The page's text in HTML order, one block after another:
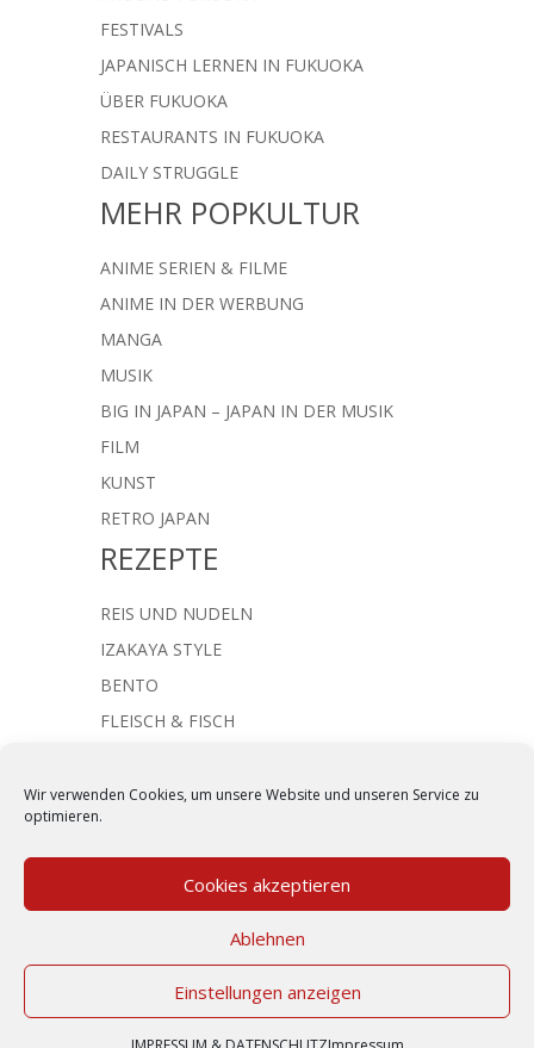
Wir verwenden Cookies, um unsere Website und unseren Service zu
optimieren.
Cookies akzeptieren
Ablehnen
Einstellungen anzeigen
FESTIVALS
JAPANISCH LERNEN IN FUKUOKA
ÜBER FUKUOKA
RESTAURANTS IN FUKUOKA
DAILY STRUGGLE
MEHR POPKULTUR
ANIME SERIEN & FILME
ANIME IN DER WERBUNG
MANGA
MUSIK
BIG IN JAPAN – JAPAN IN DER MUSIK
FILM
KUNST
RETRO JAPAN
REZEPTE
REIS UND NUDELN
IZAKAYA STYLE
BENTO
FLEISCH & FISCH
NACHTISCH & SÜSSES
Kommentar absenden
Du musstangemeldetsein, um einen
Kommentar abzugeben.